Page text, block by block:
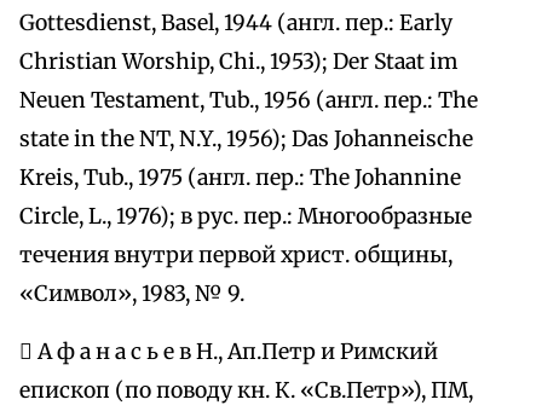
Gottesdienst, Basel, 1944 (англ. пер.: Early
Christian Worship, Chi., 1953); Der Staat im
Neuen Testament, Tub., 1956 (англ. пер.: The
state in the NT, N.Y., 1956); Das Johanneische
Kreis, Tub., 1975 (англ. пер.: The Johannine
Circle, L., 1976); в рус. пер.: Многообразные
течения внутри первой христ. общины,
«Символ», 1983, № 9.
 А ф а н а с ь е в Н., Ап.Петр и Римский
епископ (по поводу кн. К. «Св.Петр»), ПМ,